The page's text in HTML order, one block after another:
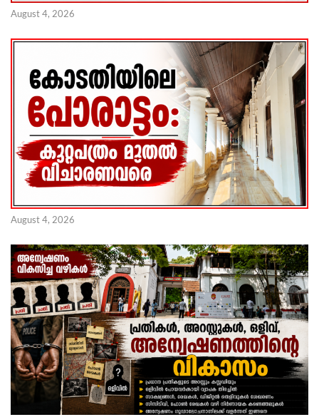
August 4, 2026
August 4, 2026